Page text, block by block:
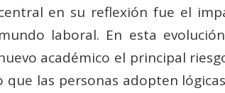
en su reflexión fue el
laboral. En esta
académico el principal
las personas adopten